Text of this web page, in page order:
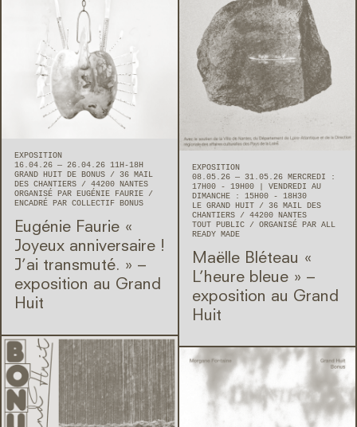
EXPOSITION
08.05.26 — 31.05.26 MERCREDI :
17H00 - 19H00 | VENDREDI AU
DIMANCHE : 15H00 - 18H30
LE GRAND HUIT
36 MAIL DES
CHANTIERS
44200 NANTES
TOUT PUBLIC
ORGANISÉ PAR ALL
READY MADE
Maëlle Bléteau « ​
L’heure bleue » –
exposition au Grand
Huit
EXPOSITION
16.04.26 — 26.04.26 11H-18H
GRAND HUIT DE BONUS
36 MAIL
DES CHANTIERS
44200 NANTES
ORGANISÉ PAR EUGÉNIE FAURIE
ENCADRÉ PAR COLLECTIF BONUS
Eugénie Faurie « ​
Joyeux anniversaire !
J’ai transmuté. » –
exposition au Grand
Huit